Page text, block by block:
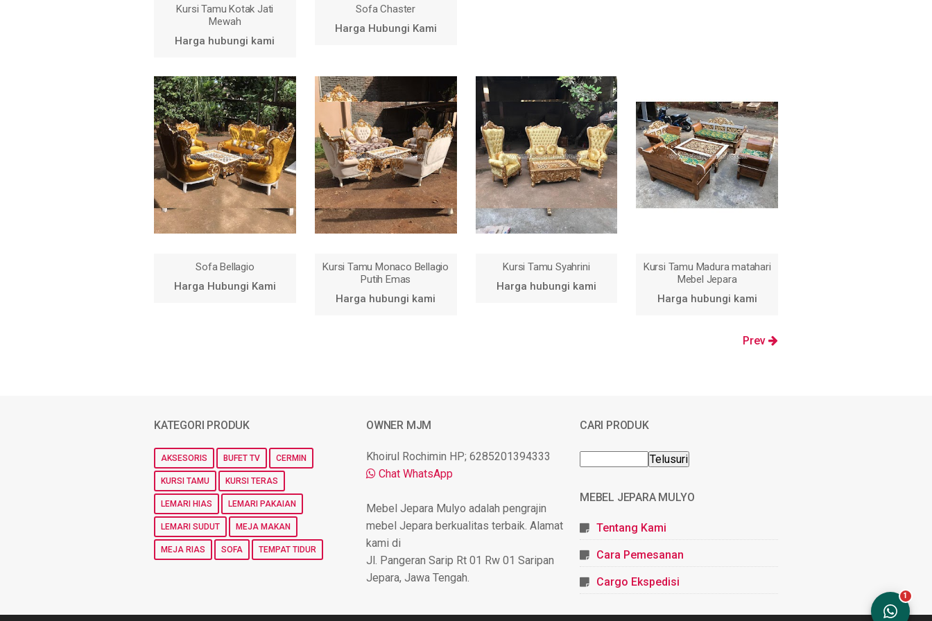
Kursi Tamu Kotak Jati
Mewah
Harga hubungi kami
Sofa Chaster
Harga Hubungi Kami
Sofa Bellagio
Harga Hubungi Kami
Kursi Tamu Monaco Bellagio
Putih Emas
Harga hubungi kami
Kursi Tamu Syahrini
Harga hubungi kami
Kursi Tamu Madura matahari
Mebel Jepara
Harga hubungi kami
Prev
KATEGORI PRODUK
AKSESORIS BUFET TV CERMIN
KURSI TAMU KURSI TERAS
LEMARI HIAS LEMARI PAKAIAN
LEMARI SUDUT MEJA MAKAN
MEJA RIAS SOFA TEMPAT TIDUR
OWNER MJM
Khoirul Rochimin HP; 6285201394333
Chat WhatsApp
Mebel Jepara Mulyo adalah pengrajin
mebel Jepara berkualitas terbaik. Alamat
kami di
Jl. Pangeran Sarip Rt 01 Rw 01 Saripan
Jepara, Jawa Tengah.
CARI PRODUK
MEBEL JEPARA MULYO
Tentang Kami
Cara Pemesanan
Cargo Ekspedisi